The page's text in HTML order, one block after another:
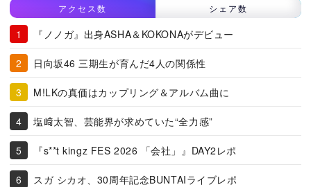
アクセス数 シェア数
『ノノガ』出身ASHA＆KOKONAがデビュー
日向坂46 三期生が育んだ4人の関係性
M!LKの真価はカップリング＆アルバム曲に
塩﨑太智、芸能界が求めていた“全力感”
『s**t kingz FES 2026 「会社」』DAY2レポ
スガ シカオ、30周年記念BUNTAIライブレポ